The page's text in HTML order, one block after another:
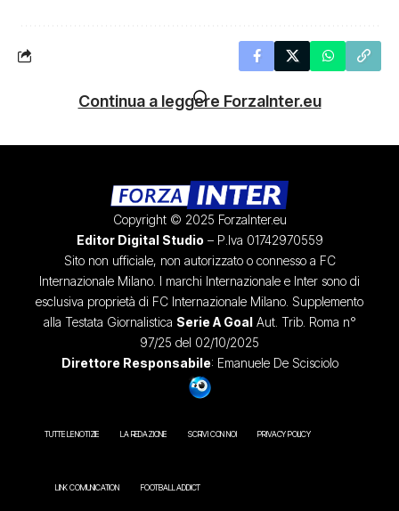
Continua a leggere ForzaInter.eu
Copyright © 2025 ForzaInter.eu
Editor Digital Studio – P.Iva 01742970559
Sito non ufficiale, non autorizzato o connesso a FC
Internazionale Milano. I marchi Internazionale e Inter sono di
esclusiva proprietà di FC Internazionale Milano. Supplemento
alla Testata Giornalistica Serie A GoalAut. Trib. Roma n°
97/25 del 02/10/2025
Direttore Responsabile: Emanuele De Scisciolo
TUTTE LE NOTIZIE LA REDAZIONE SCRIVI CON NOI PRIVACY POLICY
LINK COMUNICATION FOOTBALL ADDICT